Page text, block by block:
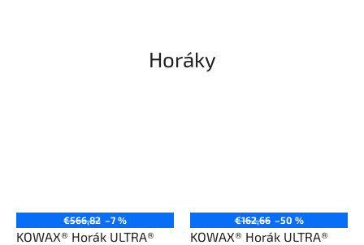
Horáky
€566,82 –7 %
KOWAX® Horák ULTRA®
€162,66 –50 %
KOWAX® Horák ULTRA®